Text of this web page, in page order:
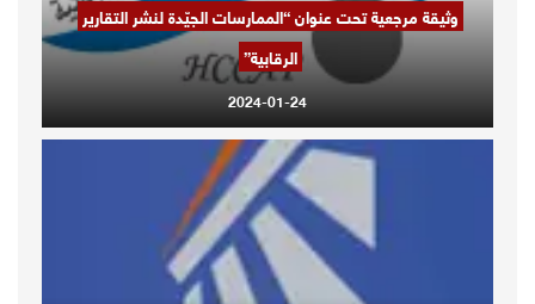
وثيقة مرجعية تحت عنوان “الممارسات الجيّدة لنشر التقارير
الرقابية”
2024-01-24